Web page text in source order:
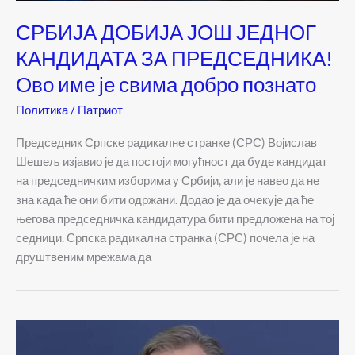
СРБИЈА ДОБИЈА ЈОШ ЈЕДНОГ
КАНДИДАТА ЗА ПРЕДСЕДНИКА!
Ово име је свима добро познато
Политика/ Патриот
Председник Српске радикалне странке (СРС) Војислав
Шешељ изјавио је да постоји могућност да буде кандидат
на председничким изборима у Србији, али је навео да не
зна када ће они бити одржани. Додао је да очекује да ће
његова председничка кандидатура бити предложена на тој
седници. Српска радикална странка (СРС) почела је на
друштвеним мрежама да